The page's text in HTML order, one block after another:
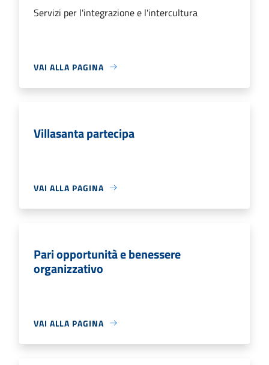
Servizi per l'integrazione e l'intercultura
VAI ALLA PAGINA
Villasanta partecipa
VAI ALLA PAGINA
Pari opportunità e benessere
organizzativo
VAI ALLA PAGINA